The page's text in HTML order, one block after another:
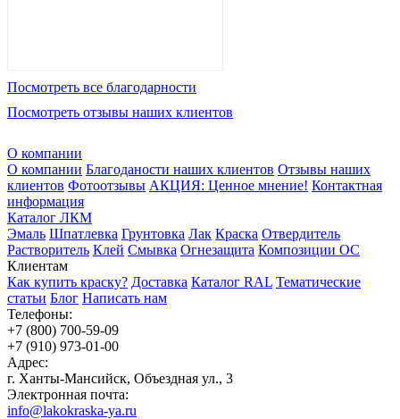
Посмотреть все благодарности
Посмотреть отзывы наших клиентов
О компании
О компании Благоданости наших клиентов Отзывы наших
клиентов Фотоотзывы АКЦИЯ: Ценное мнение! Контактная
информация
Каталог ЛКМ
Эмаль Шпатлевка Грунтовка Лак Краска Отвердитель
Растворитель Клей Смывка Огнезащита Композиции ОС
Клиентам
Как купить краску? Доставка Каталог RAL Тематические
статьи Блог Написать нам
Телефоны:
+7 (800) 700-59-09
+7 (910) 973-01-00
Адрес:
г. Ханты-Мансийск, Объездная ул., 3
Электронная почта:
info@lakokraska-ya.ru